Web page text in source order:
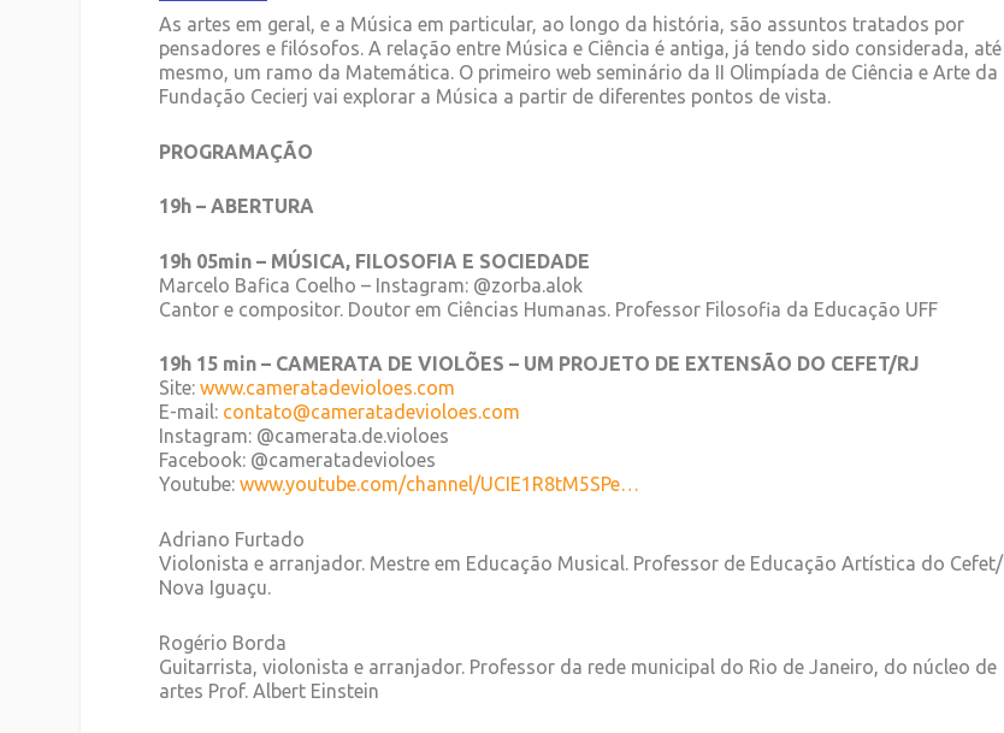
As artes em geral, e a Música em particular, ao longo da história, são assuntos tratados por
pensadores e filósofos. A relação entre Música e Ciência é antiga, já tendo sido considerada, até
mesmo, um ramo da Matemática. O primeiro web seminário da II Olimpíada de Ciência e Arte da
Fundação Cecierj vai explorar a Música a partir de diferentes pontos de vista.
PROGRAMAÇÃO
19h – ABERTURA
19h 05min – MÚSICA, FILOSOFIA E SOCIEDADE
Marcelo Bafica Coelho – Instagram: @zorba.alok
Cantor e compositor. Doutor em Ciências Humanas. Professor Filosofia da Educação UFF
19h 15 min – CAMERATA DE VIOLÕES – UM PROJETO DE EXTENSÃO DO CEFET/RJ
Site: www.cameratadevioloes.com
E-mail: contato@cameratadevioloes.com
Instagram: @camerata.de.violoes
Facebook: @cameratadevioloes
Youtube: www.youtube.com/channel/UCIE1R8tM5SPe…
Adriano Furtado
Violonista e arranjador. Mestre em Educação Musical. Professor de Educação Artística do Cefet/
Nova Iguaçu.
Rogério Borda
Guitarrista, violonista e arranjador. Professor da rede municipal do Rio de Janeiro, do núcleo de
artes Prof. Albert Einstein